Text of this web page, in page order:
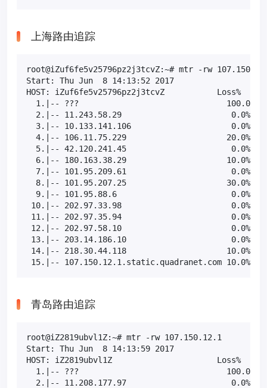
上海路由追踪
root@iZuf6fe5v25796pz2j3tcvZ:~# mtr -rw
Start: Thu Jun  8 14:13:52 2017
HOST: iZuf6fe5v25796pz2j3tcvZ           Loss%
1.|-- ???                               100.0
2.|-- 11.243.58.29                       0.0%
3.|-- 10.133.141.106                     0.0%
4.|-- 106.11.75.229                     20.0%
5.|-- 42.120.241.45                      0.0%
6.|-- 180.163.38.29                     10.0%
7.|-- 101.95.209.61                      0.0%
8.|-- 101.95.207.25                     30.0%
9.|-- 101.95.88.6                        0.0%
10.|-- 202.97.33.98                       0.0%
11.|-- 202.97.35.94                       0.0%
12.|-- 202.97.58.10                       0.0%
13.|-- 203.14.186.10                      0.0%
14.|-- 218.30.44.118                     10.0%
15.|-- 107.150.12.1.static.quadranet.com 10.0%
青岛路由追踪
root@iZ2819ubvl1Z:~# mtr -rw 107.150.12.1
Start: Thu Jun  8 14:13:59 2017
HOST: iZ2819ubvl1Z                      Loss%
1.|-- ???                               100.0
2.|-- 11.208.177.97                      0.0%